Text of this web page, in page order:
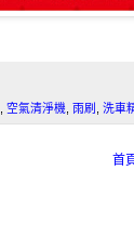
空氣清淨機 雨刷 洗車
首